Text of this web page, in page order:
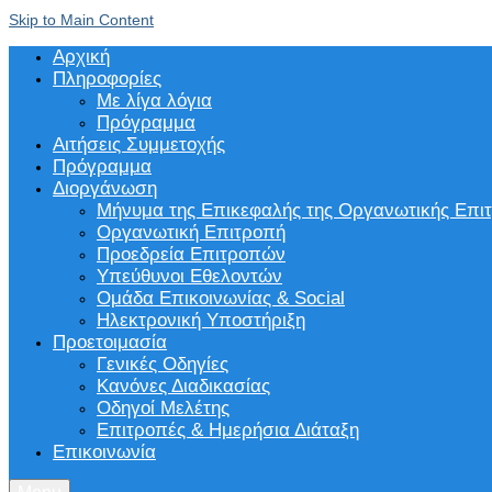
Skip to Main Content
Αρχική
Πληροφορίες
Με λίγα λόγια
Πρόγραμμα
Αιτήσεις Συμμετοχής
Πρόγραμμα
Διοργάνωση
Μήνυμα της Επικεφαλής της Οργανωτικής
Οργανωτική Επιτροπή
Προεδρεία Επιτροπών
Υπεύθυνοι Εθελοντών
Ομάδα Επικοινωνίας & Social
Ηλεκτρονική Υποστήριξη
Προετοιμασία
Γενικές Οδηγίες
Κανόνες Διαδικασίας
Οδηγοί Μελέτης
Επιτροπές & Ημερήσια Διάταξη
Επικοινωνία